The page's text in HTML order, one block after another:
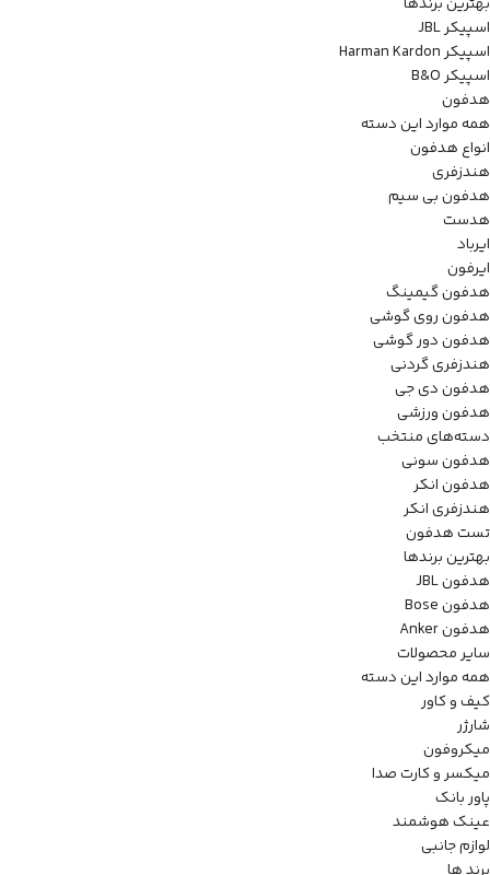
اسپیکر JBL
اسپیکر Harman Kardon
اسپیکر B&O
هدفون
همه موارد این دسته
انواع هدفون
هندزفری
هدفون بی سیم
هدست
ایرباد
ایرفون
هدفون گیمینگ
هدفون روی گوشی
هدفون دور گوشی
هندزفری گردنی
هدفون دی جی
هدفون ورزشی
دسته‌های منتخب
هدفون سونی
هدفون انکر
هندزفری انکر
تست هدفون
بهترین برندها
هدفون JBL
هدفون Bose
هدفون Anker
سایر محصولات
همه موارد این دسته
کیف و کاور
شارژر
میکروفون
میکسر و کارت صدا
پاور بانک
عینک هوشمند
لوازم جانبی